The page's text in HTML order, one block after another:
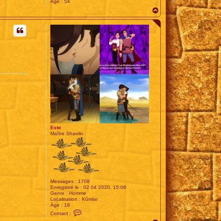
Âge : 54
a
u
Este
Maître Shaolin
Messages : 1708
Enregistré le : 02 04 2020, 15:06
Genre : Homme
Localisation : Kûmlar
Âge : 18
Contact :